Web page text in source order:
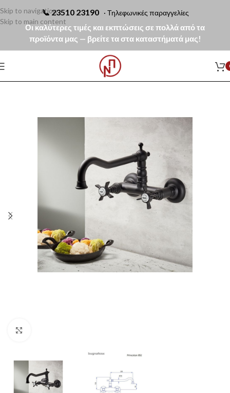
📞23510 23190 · Τηλεφωνικές παραγγελίες
Οι καλύτερες τιμές και εκπτώσεις σε πολλά από τα
προϊόντα μας — βρείτε τα στα καταστήματά μας!
Skip to navigation
Skip to main content